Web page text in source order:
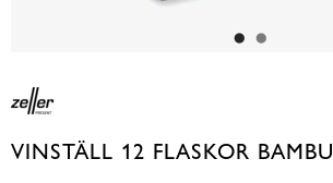
VINSTÄLL 12 FLASKOR BAMBU